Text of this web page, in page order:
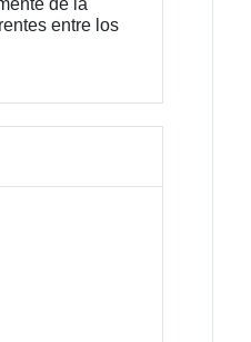
de la
entre los